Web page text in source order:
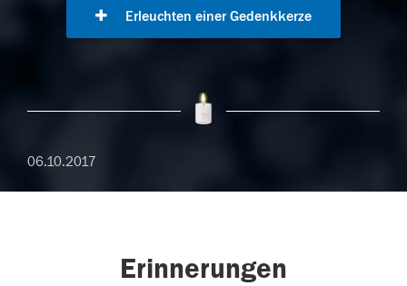
Erleuchten einer Gedenkkerze
06.10.2017
Erinnerungen